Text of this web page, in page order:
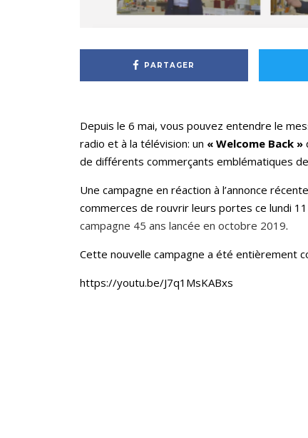
PARTAGER
Depuis le 6 mai, vous pouvez entendre le
radio et à la télévision: un « Welcome Back »
de différents commerçants emblématiques
Une campagne en réaction à l’annonce
commerces de rouvrir leurs portes ce lundi
campagne 45 ans lancée en octobre 2019.
Cette nouvelle campagne a été entièrement
https://youtu.be/J7q1MsKABxs